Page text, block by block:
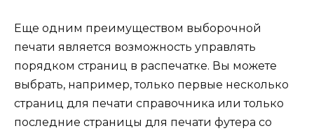
Еще одним преимуществом выборочной
печати является возможность управлять
порядком страниц в распечатке. Вы можете
выбрать, например, только первые несколько
страниц для печати справочника или только
последние страницы для печати футера со